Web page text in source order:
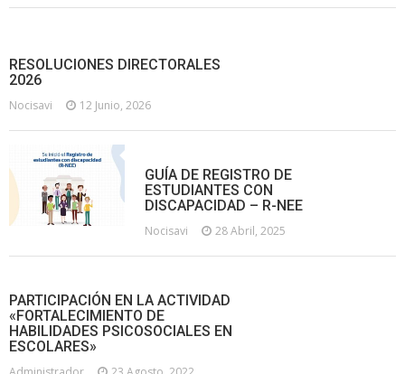
RESOLUCIONES DIRECTORALES
2026
Nocisavi 12 Junio, 2026
GUÍA DE REGISTRO DE
ESTUDIANTES CON
DISCAPACIDAD – R-NEE
Nocisavi 28 Abril, 2025
PARTICIPACIÓN EN LA ACTIVIDAD
«FORTALECIMIENTO DE
HABILIDADES PSICOSOCIALES EN
ESCOLARES»